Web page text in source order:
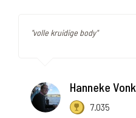
"volle kruidige body"
Hanneke Vonk
7.035